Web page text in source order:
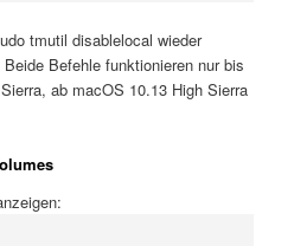
tmutil disablelocal wieder
Befehle funktionieren nur bis
ab macOS 10.13 High Sierra